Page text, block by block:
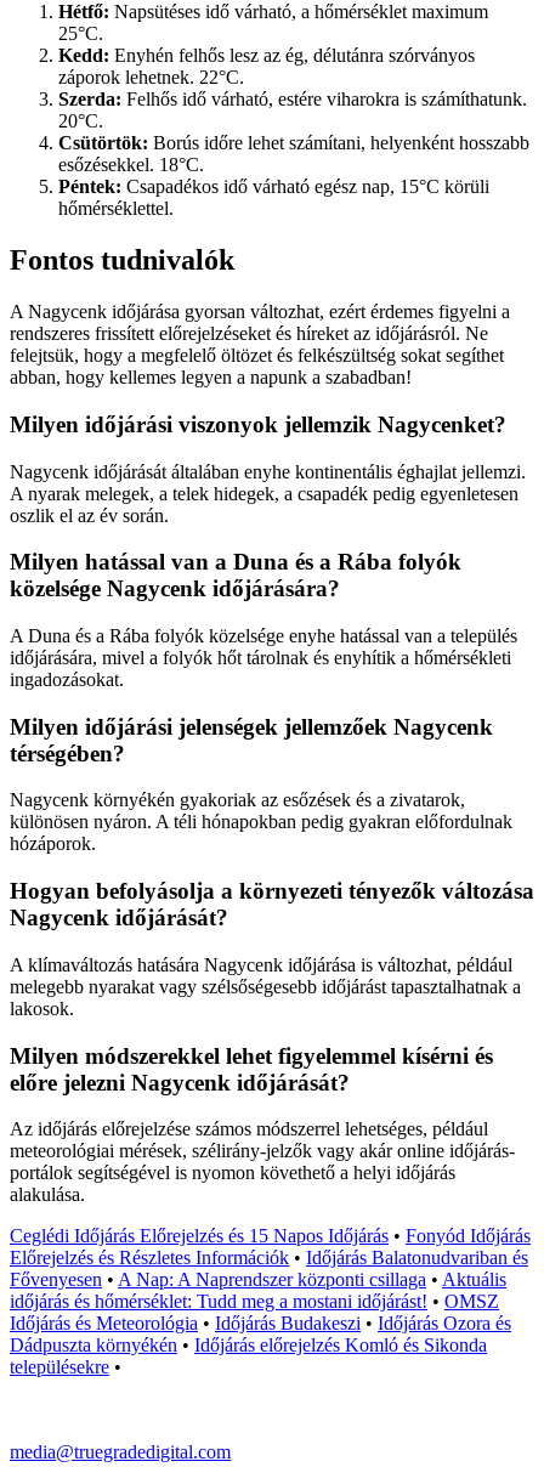
Hétfő: Napsütéses idő várható, a hőmérséklet maximum
25°C.
Kedd: Enyhén felhős lesz az ég, délutánra szórványos
záporok lehetnek. 22°C.
Szerda: Felhős idő várható, estére viharokra is számíthatunk.
20°C.
Csütörtök: Borús időre lehet számítani, helyenként hosszabb
esőzésekkel. 18°C.
Péntek: Csapadékos idő várható egész nap, 15°C körüli
hőmérséklettel.
Fontos tudnivalók
A Nagycenk időjárása gyorsan változhat, ezért érdemes figyelni a
rendszeres frissített előrejelzéseket és híreket az időjárásról. Ne
felejtsük, hogy a megfelelő öltözet és felkészültség sokat segíthet
abban, hogy kellemes legyen a napunk a szabadban!
Milyen időjárási viszonyok jellemzik Nagycenket?
Nagycenk időjárását általában enyhe kontinentális éghajlat jellemzi.
A nyarak melegek, a telek hidegek, a csapadék pedig egyenletesen
oszlik el az év során.
Milyen hatással van a Duna és a Rába folyók
közelsége Nagycenk időjárására?
A Duna és a Rába folyók közelsége enyhe hatással van a település
időjárására, mivel a folyók hőt tárolnak és enyhítik a hőmérsékleti
ingadozásokat.
Milyen időjárási jelenségek jellemzőek Nagycenk
térségében?
Nagycenk környékén gyakoriak az esőzések és a zivatarok,
különösen nyáron. A téli hónapokban pedig gyakran előfordulnak
hózáporok.
Hogyan befolyásolja a környezeti tényezők változása
Nagycenk időjárását?
A klímaváltozás hatására Nagycenk időjárása is változhat, például
melegebb nyarakat vagy szélsőségesebb időjárást tapasztalhatnak a
lakosok.
Milyen módszerekkel lehet figyelemmel kísérni és
előre jelezni Nagycenk időjárását?
Az időjárás előrejelzése számos módszerrel lehetséges, például
meteorológiai mérések, szélirány-jelzők vagy akár online időjárás-
portálok segítségével is nyomon követhető a helyi időjárás
alakulása.
Ceglédi Időjárás Előrejelzés és 15 Napos Időjárás • Fonyód Időjárás
Előrejelzés és Részletes Információk • Időjárás Balatonudvariban és
Fővenyesen • A Nap: A Naprendszer központi csillaga • Aktuális
időjárás és hőmérséklet: Tudd meg a mostani időjárást! • OMSZ
Időjárás és Meteorológia • Időjárás Budakeszi • Időjárás Ozora és
Dádpuszta környékén • Időjárás előrejelzés Komló és Sikonda
településekre •
media@truegradedigital.com